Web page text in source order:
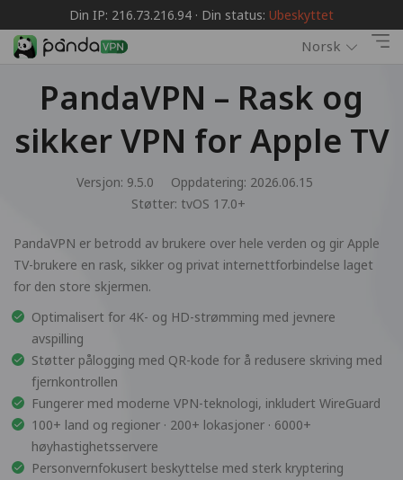
Din IP: 216.73.216.94 · Din status: Ubeskyttet
Norsk
PandaVPN – Rask og
sikker VPN for Apple TV
Versjon: 9.5.0
Oppdatering: 2026.06.15
Støtter: tvOS 17.0+
PandaVPN er betrodd av brukere over hele verden og gir Apple
TV-brukere en rask, sikker og privat internettforbindelse laget
for den store skjermen.
Optimalisert for 4K- og HD-strømming med jevnere
avspilling
Støtter pålogging med QR-kode for å redusere skriving med
fjernkontrollen
Fungerer med moderne VPN-teknologi, inkludert WireGuard
100+ land og regioner · 200+ lokasjoner · 6000+
høyhastighetsservere
Personvernfokusert beskyttelse med sterk kryptering